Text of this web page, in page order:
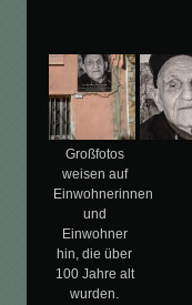
Großfotos
weisen auf
Einwohnerinnen
und
Einwohner
hin, die über
100 Jahre alt
wurden.